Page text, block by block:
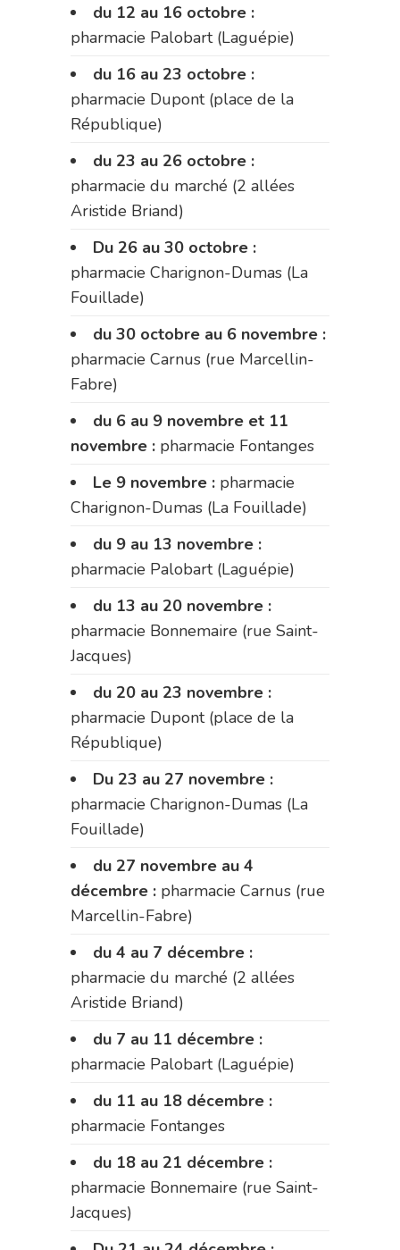
du 12 au 16 octobre :
pharmacie Palobart (Laguépie)
du 16 au 23 octobre :
pharmacie Dupont (place de la
République)
du 23 au 26 octobre :
pharmacie du marché (2 allées
Aristide Briand)
Du 26 au 30 octobre :
pharmacie Charignon-Dumas (La
Fouillade)
du 30 octobre au 6 novembre :
pharmacie Carnus (rue Marcellin-
Fabre)
du 6 au 9 novembre et 11
novembre : pharmacie Fontanges
Le 9 novembre : pharmacie
Charignon-Dumas (La Fouillade)
du 9 au 13 novembre :
pharmacie Palobart (Laguépie)
du 13 au 20 novembre :
pharmacie Bonnemaire (rue Saint-
Jacques)
du 20 au 23 novembre :
pharmacie Dupont (place de la
République)
Du 23 au 27 novembre :
pharmacie Charignon-Dumas (La
Fouillade)
du 27 novembre au 4
décembre : pharmacie Carnus (rue
Marcellin-Fabre)
du 4 au 7 décembre :
pharmacie du marché (2 allées
Aristide Briand)
du 7 au 11 décembre :
pharmacie Palobart (Laguépie)
du 11 au 18 décembre :
pharmacie Fontanges
du 18 au 21 décembre :
pharmacie Bonnemaire (rue Saint-
Jacques)